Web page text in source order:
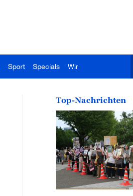
Sport Specials Wir
Top-Nachrichten